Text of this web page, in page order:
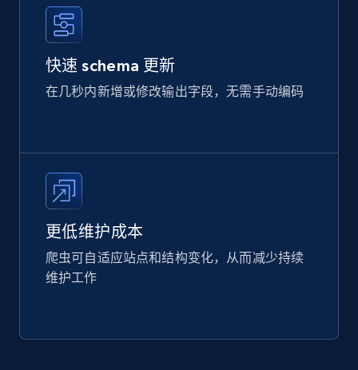
快速 schema 更新
在几秒内新增或修改输出字段，无需手动编码
更低维护成本
爬虫可自适应站点和结构变化，从而减少持续
维护工作